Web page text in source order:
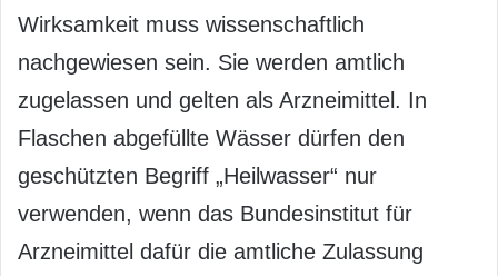
Wirksamkeit muss wissenschaftlich
nachgewiesen sein. Sie werden amtlich
zugelassen und gelten als Arzneimittel. In
Flaschen abgefüllte Wässer dürfen den
geschützten Begriff „Heilwasser“ nur
verwenden, wenn das Bundesinstitut für
Arzneimittel dafür die amtliche Zulassung